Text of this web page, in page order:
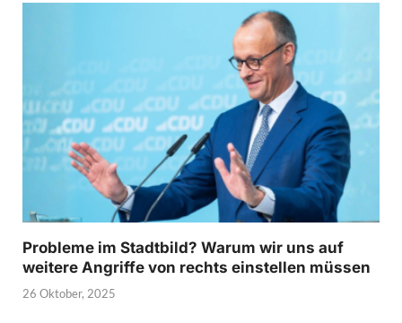
Probleme im Stadtbild? Warum wir uns auf
weitere Angriffe von rechts einstellen müssen
26 Oktober, 2025